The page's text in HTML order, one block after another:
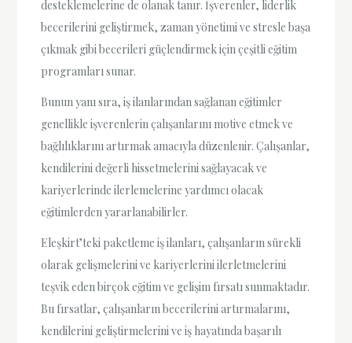
desteklemelerine de olanak tanır. İşverenler, liderlik
becerilerini geliştirmek, zaman yönetimi ve stresle başa
çıkmak gibi becerileri güçlendirmek için çeşitli eğitim
programları sunar.
Bunun yanı sıra, iş ilanlarından sağlanan eğitimler
genellikle işverenlerin çalışanlarını motive etmek ve
bağlılıklarını artırmak amacıyla düzenlenir. Çalışanlar,
kendilerini değerli hissetmelerini sağlayacak ve
kariyerlerinde ilerlemelerine yardımcı olacak
eğitimlerden yararlanabilirler.
Eleşkirt’teki paketleme iş ilanları, çalışanların sürekli
olarak gelişmelerini ve kariyerlerini ilerletmelerini
teşvik eden birçok eğitim ve gelişim fırsatı sunmaktadır.
Bu fırsatlar, çalışanların becerilerini artırmalarını,
kendilerini geliştirmelerini ve iş hayatında başarılı